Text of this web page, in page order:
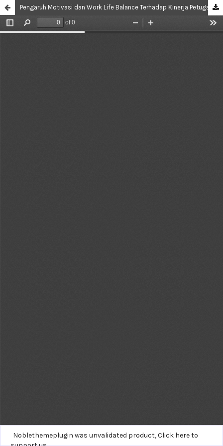
Pengaruh Motivasi dan Work Life Balance Terhadap Kinerja Petugas SLRT Kabupaten Sidoarjo dengan Komitmen Organisasional Sebagai Variabel Mediasi
Noblethemeplugin was unvalidated product,Click here to